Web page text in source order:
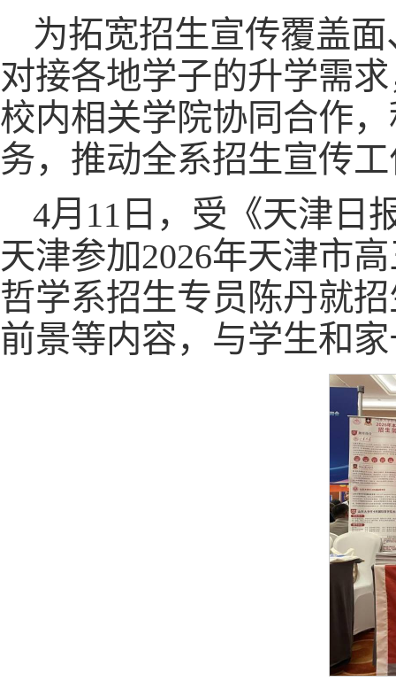
为拓宽招生宣传覆盖
对接各地学子的升学需
校内相关学院协同合作
务，推动全系招生宣传
4月11日，受《天津日
天津参加2026年天津市
哲学系招生专员陈丹就
前景等内容，与学生和